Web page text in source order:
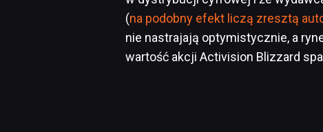
(na podobny efekt liczą zresztą
nie nastrajają optymistycznie, a
wartość akcji Activision Blizzard